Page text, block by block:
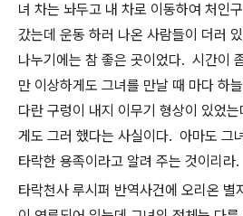
녀 차는 놔두고 내 차로 이동하여 처인
갔는데 운동 하러 나온 사람들이 더러
나누기에는 참 좋은 곳이었다. 시간이
만 이상하게도 그녀를 만날 때 마다 하
다란 구렁이 내지 이무기 형상이 있었
게도 그러 했다는 사실이다. 아마도 그
타락한 용족이라고 알려 주는 것이리라.
타락천사 루시퍼 반역사건에 오리온 별